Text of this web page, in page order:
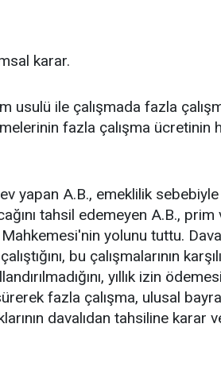
karar.
usulü ile çalışmada fazla
fazla çalışma ücretinin
yapan A.B., emeklilik
tahsil edemeyen A.B., prim
yolunu tuttu.
bu çalışmalarının
yıllık izin
fazla çalışma, ulusal
davalıdan tahsiline karar